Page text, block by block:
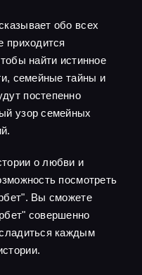
обо всех
приходится
найти истинное
семейные тайны и
постепенно
узор семейных
о любви и
посмотреть
Вы сможете
совершенно
каждым